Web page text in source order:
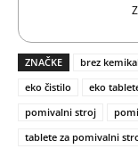
ZNAČKE brez
eko čistilo
eko
pomivalni stroj
tablete za pomivalni